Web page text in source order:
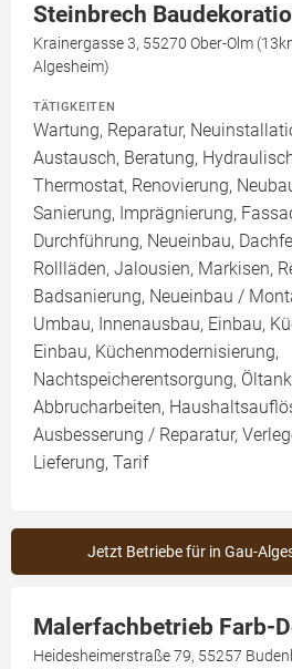
Steinbrech
Krainergasse 3, 55270 Ober-Olm
Algesheim)
TÄTIGKEITEN
Wartung, Reparatur,
Austausch, Beratung,
Thermostat, Renovierung,
Sanierung, Imprägnierung,
Durchführung, Neueinbau,
Rollläden, Jalousien, Markisen,
Badsanierung, Neueinbau /
Umbau, Innenausbau, Einbau,
Einbau, Küchenmodernisierung,
Nachtspeicherentsorgung,
Abbrucharbeiten,
Ausbesserung / Reparatur,
Lieferung, Tarif
Jetzt Betriebe für in Gau-
Malerfachbetrieb Farb-
Heidesheimerstraße 79, 55257